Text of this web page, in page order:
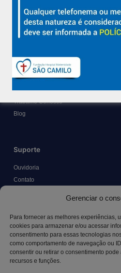
Gerenciar o
Para fornecer as melhores experiências,
cookies para armazenar e/ou acessar
consentimento para essas tecnologias
como comportamento de navegação ou
consentir ou retirar o consentimento
recursos e funções.
Nossa História e Fundador
Diretorias
Políticas e Normas
Trabalhe Conosco
Blog
Suporte
Ouvidoria
Contato
Canal LGPD e Segurança da Informação
Contato